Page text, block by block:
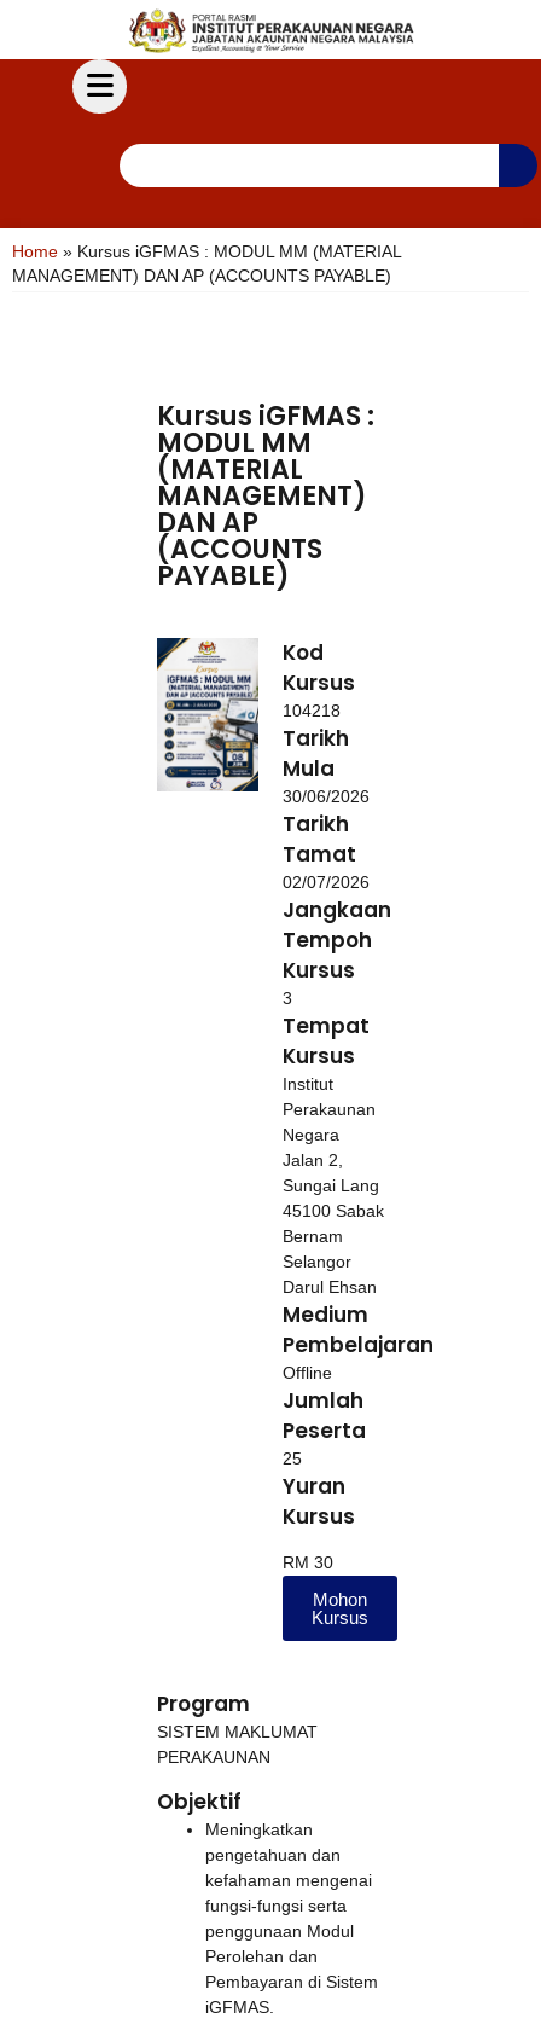
Home » Kursus iGFMAS : MODUL MM (MATERIAL
MANAGEMENT) DAN AP (ACCOUNTS PAYABLE)
Kursus iGFMAS :
MODUL MM
(MATERIAL
MANAGEMENT)
DAN AP
(ACCOUNTS
PAYABLE)
Kod
Kursus
104218
Tarikh
Mula
30/06/2026
Tarikh
Tamat
02/07/2026
Jangkaan
Tempoh
Kursus
3
Tempat
Kursus
Institut
Perakaunan
Negara
Jalan 2,
Sungai Lang
45100 Sabak
Bernam
Selangor
Darul Ehsan
Medium
Pembelajaran
Offline
Jumlah
Peserta
25
Yuran
Kursus
RM 30
Mohon
Kursus
Program
SISTEM MAKLUMAT
PERAKAUNAN
Objektif
Meningkatkan
pengetahuan dan
kefahaman mengenai
fungsi-fungsi serta
penggunaan Modul
Perolehan dan
Pembayaran di Sistem
iGFMAS.